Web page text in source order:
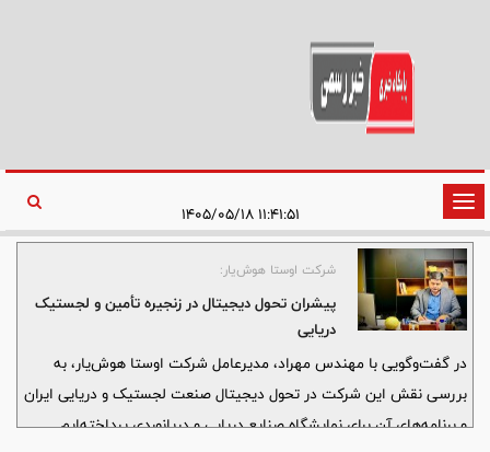
تغییر
وضعیت
ناوبری
شرکت اوستا هوش‌یار:
پیشران تحول دیجیتال در زنجیره تأمین و لجستیک
دریایی
در گفت‌وگویی با مهندس مهراد، مدیرعامل شرکت اوستا هوش‌یار، به
بررسی نقش این شرکت در تحول دیجیتال صنعت لجستیک و دریایی ایران
و برنامه‌های آن برای نمایشگاه صنایع دریایی و دریانوردی پرداخته‌ایم.